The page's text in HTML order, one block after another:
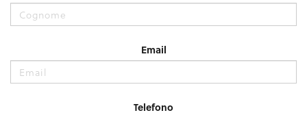
Email
Telefono